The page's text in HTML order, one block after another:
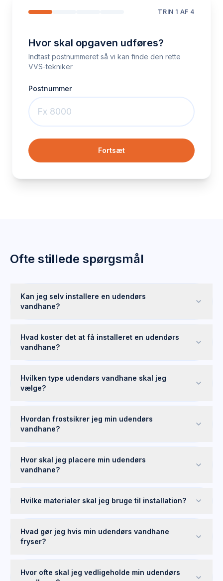
TRIN 1 AF 4
Hvor skal opgaven udføres?
Indtast postnummeret så vi kan finde den rette
VVS-tekniker
Postnummer
Fortsæt
Ofte stillede spørgsmål
Kan jeg selv installere en udendørs
vandhane?
Hvad koster det at få installeret en udendørs
vandhane?
Hvilken type udendørs vandhane skal jeg
vælge?
Hvordan frostsikrer jeg min udendørs
vandhane?
Hvor skal jeg placere min udendørs
vandhane?
Hvilke materialer skal jeg bruge til installation?
Hvad gør jeg hvis min udendørs vandhane
fryser?
Hvor ofte skal jeg vedligeholde min udendørs